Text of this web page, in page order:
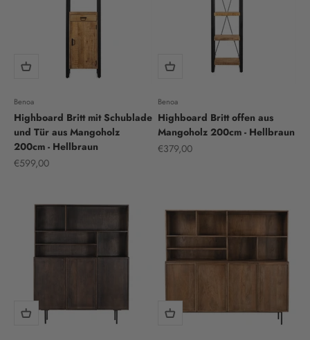
Benoa
Highboard Britt mit Schublade
und Tür aus Mangoholz
200cm - Hellbraun
Sale price
€599,00
Benoa
Highboard Britt offen aus
Mangoholz 200cm - Hellbraun
Sale price
€379,00